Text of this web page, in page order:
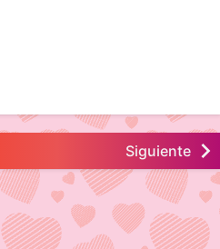
Siguiente